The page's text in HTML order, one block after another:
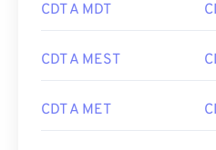
CDT A MDT
CDT A MEST
CDT A MET